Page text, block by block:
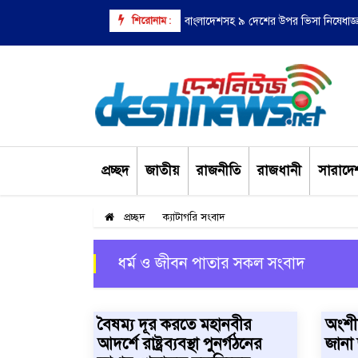
শিরোনাম : বাংলাদেশসহ ৯ দেশের উপর ভিসা
প্রচ্ছদ জাতীয় রাজনীতি রাজধানী
প্রচ্ছদ ক্যাটাগরি সংবাদ
ধর্ম ও জীবন পাতার সকল সংবাদ
বৈষম্য দূর করতে মহানবীর
আদর্শে রাষ্ট্রব্যবস্থা পুনর্গঠনের